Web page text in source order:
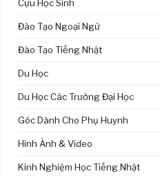
Cựu Học Sinh
Đào Tạo Ngoại Ngữ
Đào Tạo Tiếng Nhật
Du Học
Du Học Các Trường Đại Học
Góc Dành Cho Phụ Huynh
Hình Ảnh & Video
Kinh Nghiệm Học Tiếng Nhật